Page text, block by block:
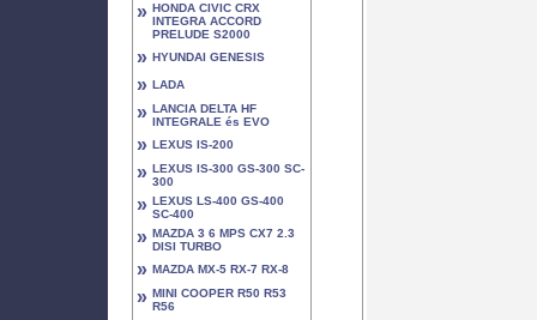
» HONDA CIVIC CRX
INTEGRA ACCORD
PRELUDE S2000
» HYUNDAI GENESIS
» LADA
» LANCIA DELTA HF
INTEGRALE és EVO
» LEXUS IS-200
» LEXUS IS-300 GS-300 SC-
300
» LEXUS LS-400 GS-400
SC-400
» MAZDA 3 6 MPS CX7 2.3
DISI TURBO
» MAZDA MX-5 RX-7 RX-8
» MINI COOPER R50 R53
R56